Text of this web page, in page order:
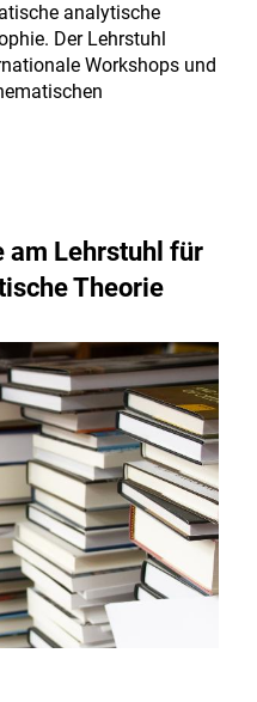
analytische
Der Lehrstuhl
Workshops und
am Lehrstuhl für
Theorie